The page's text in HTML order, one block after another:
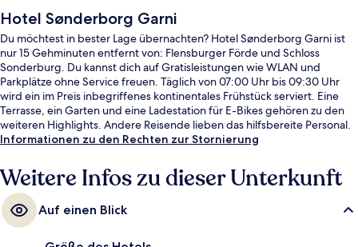
Hotel Sønderborg Garni
Du möchtest in bester Lage übernachten? Hotel Sønderborg Garni ist
nur 15 Gehminuten entfernt von: Flensburger Förde und Schloss
Sonderburg. Du kannst dich auf Gratisleistungen wie WLAN und
Parkplätze ohne Service freuen. Täglich von 07:00 Uhr bis 09:30 Uhr
wird ein im Preis inbegriffenes kontinentales Frühstück serviert. Eine
Terrasse, ein Garten und eine Ladestation für E-Bikes gehören zu den
weiteren Highlights. Andere Reisende lieben das hilfsbereite Personal.
Informationen zu den Rechten zur Stornierung
Weitere Infos zu dieser Unterkunft
Auf einen Blick